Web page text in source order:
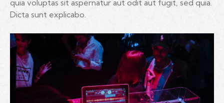
quia voluptas sit aspernatur aut odit aut fugit, sed quia.
Dicta sunt explicabo.